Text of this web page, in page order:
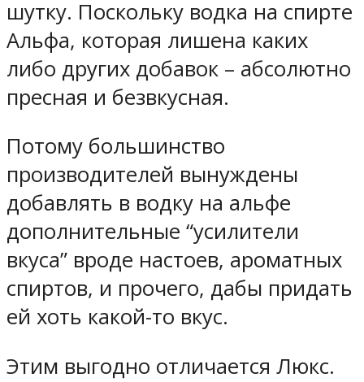
шутку. Поскольку водка на спирте
Альфа, которая лишена каких
либо других добавок – абсолютно
пресная и безвкусная.
Потому большинство
производителей вынуждены
добавлять в водку на альфе
дополнительные “усилители
вкуса” вроде настоев, ароматных
спиртов, и прочего, дабы придать
ей хоть какой-то вкус.
Этим выгодно отличается Люкс.